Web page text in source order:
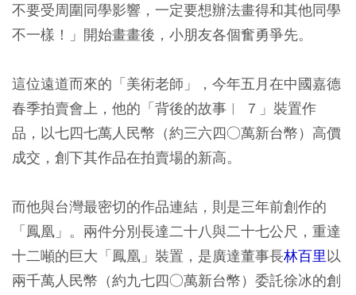
不要受周圍同學影響，一定要想辦法畫得和其他同學
不一樣！」開始畫畫後，小朋友各個奮勇爭先。
這位遠道而來的「美術老師」，今年五月在中國嘉德
春季拍賣會上，他的「背後的故事︱ ７」裝置作
品，以七四七萬人民幣（約三六四○萬新台幣）高價
成交，創下其作品在拍賣場的新高。
而他與台灣最密切的作品連結，則是三年前創作的
「鳳凰」。兩件分別長達二十八與二十七公尺，重達
十二噸的巨大「鳳凰」裝置，是廣達董事長林百里以
兩千萬人民幣（約九七四○萬新台幣）委託徐冰的創